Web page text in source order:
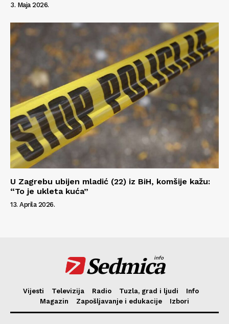
3. Maja 2026.
U Zagrebu ubijen mladić (22) iz BiH, komšije kažu:
“To je ukleta kuća”
13. Aprila 2026.
Sedmica
info
Vijesti Televizija Radio Tuzla, grad i ljudi
Info
Magazin
Zapošljavanje i edukacije Izbori